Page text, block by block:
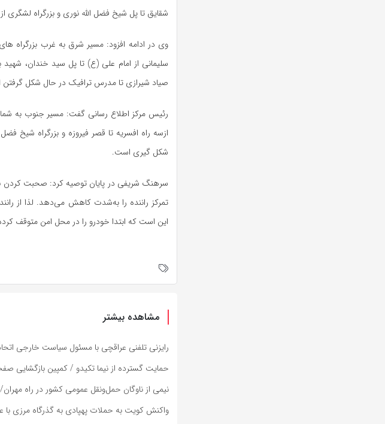
شقایق تا پل شیخ فضل الله نوری و بزرگراه لشگری
وی در ادامه افزود: مسیر شرق به غرب بزرگراه
سلیمانی از امام علی (ع) تا پل سید خندان، شهید
صیاد شیرازی تا مدرس ترافیک در حال شکل
ازسه راه افسریه تا قصر فیروزه و بزرگراه شیخ
شکل گیری است.
سرهنگ شریفی در پایان توصیه کرد: صحبت کردن
تمرکز راننده را به‌شدت کاهش می‌دهد. لذا از
این است که ابتدا خودرو را در محل امن متوقف
مشاهده بیشتر
رایزنی تلفنی عراقچی با مسئول سیاست خارجی
حمایت گسترده از نیما تکیدو / کمپین بازگشایی
نیمی از ناوگان حمل‌ونقل عمومی کشور در راه
واکنش کویت به حملات پهپادی به گذرگاه مرزی